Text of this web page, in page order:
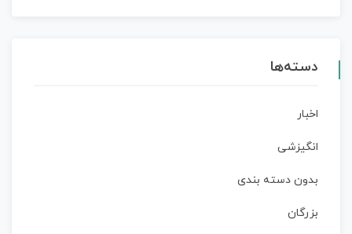
دسته‌ها
اخبار
انگیزشی
بدون دسته بندی
بزرگان